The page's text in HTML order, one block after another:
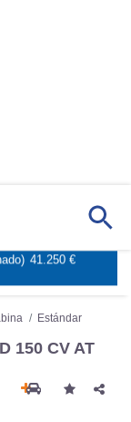
de coches
Estándar
150 CV AT
41.250 €